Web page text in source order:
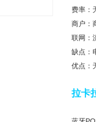
费率：
商户：
联网：
缺点：
优点：
拉卡